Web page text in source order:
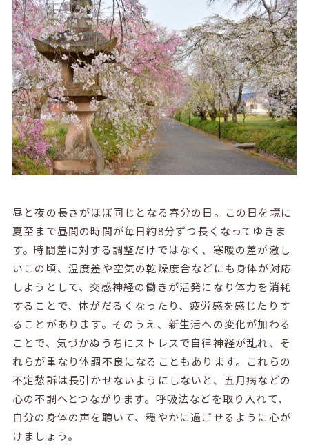
昼と夜の長さがほぼ同じとなる春分の日。この日を境に
夏至まで昼間の時間が毎日約8分ずつ長くなってゆきま
す。時間差に対する調整だけではなく、寒暖の差が激し
いこの頃、温度差や空気の乾燥度合などにも身体が対応
しようとして、交感神経の働きが活発になり体力を消耗
することで、体がだるくなったり、疲労感を感じたりす
ることがあります。そのうえ、新生活への変化が加わる
ことで、気づかぬうちにストレスで自律神経が乱れ、そ
れらが重なり体調不良になることもあります。これらの
不定愁訴は長引かせないようにしないと、五月病などの
心の不調へとつながります。呼吸法などを取り入れて、
自分の身体の声を聴いて、穏やかに過ごせるように心が
けましょう。